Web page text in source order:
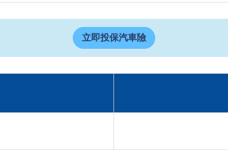
立即投保汽車險